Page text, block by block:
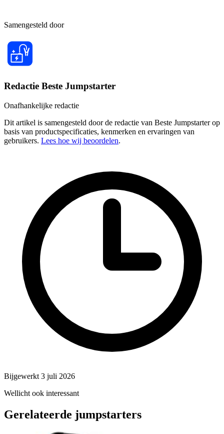
Samengesteld door
Redactie Beste Jumpstarter
Onafhankelijke redactie
Dit artikel is samengesteld door de redactie van Beste Jumpstarter op
basis van productspecificaties, kenmerken en ervaringen van
gebruikers. Lees hoe wij beoordelen.
Bijgewerkt 3 juli 2026
Wellicht ook interessant
Gerelateerde jumpstarters